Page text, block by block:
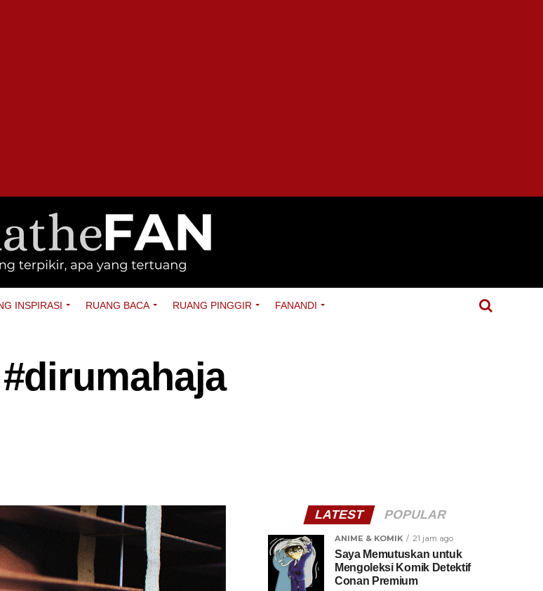
INSPIRASI RUANG BACA RUANG PINGGIR FANANDI
LATEST POPULAR
ANIME & KOMIK 21 jam ago
Saya Memutuskan untuk
Mengoleksi Komik Detektif
Conan Premium